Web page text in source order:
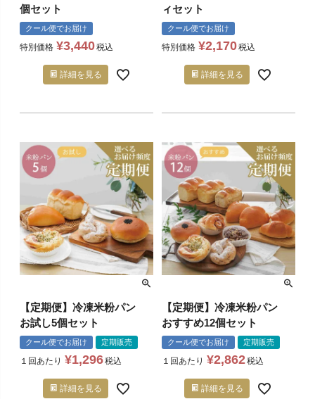
個セット
クール便でお届け
特別価格 ¥3,440税込
詳細を見る
ィセット
クール便でお届け
特別価格 ¥2,170税込
詳細を見る
【定期便】冷凍米粉パン
お試し5個セット
クール便でお届け 定期販売
１回あたり ¥1,296税込
詳細を見る
【定期便】冷凍米粉パン
おすすめ12個セット
クール便でお届け 定期販売
１回あたり ¥2,862税込
詳細を見る